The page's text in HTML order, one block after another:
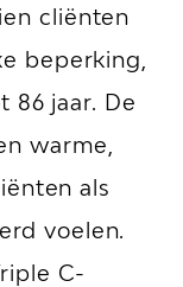
cliënten
beperking,
86 jaar. De
warme,
als
voelen.
C-